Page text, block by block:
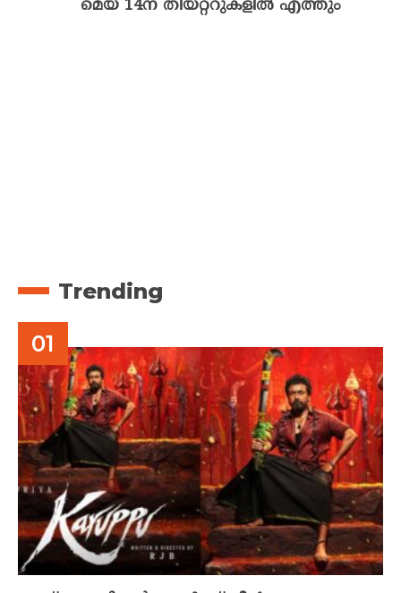
മെയ് 14ന് തീയറ്ററുകളിൽ എത്തും
Trending